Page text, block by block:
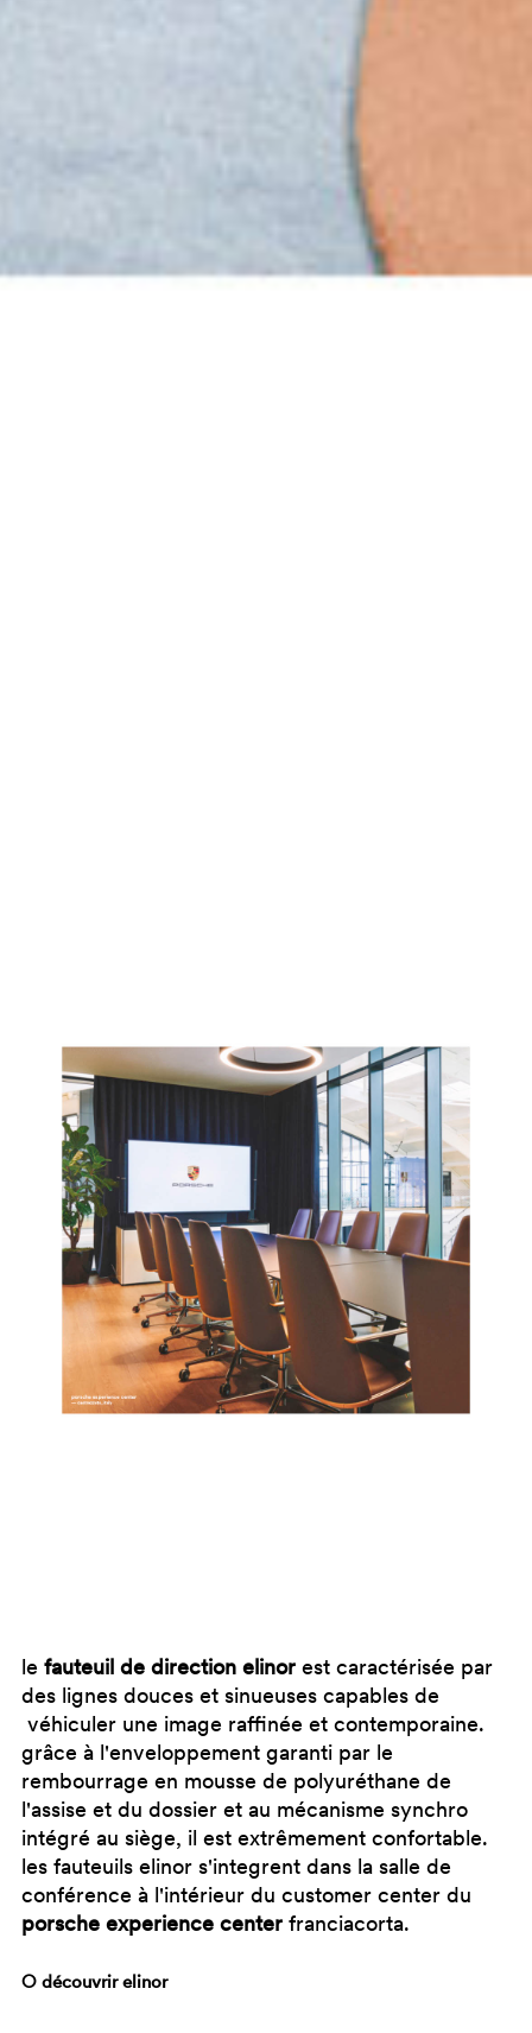
le fauteuil de direction elinor est caractérisée par
des lignes douces et sinueuses capables de
véhiculer une image raffinée et contemporaine.
grâce à l'enveloppement garanti par le
rembourrage en mousse de polyuréthane de
l'assise et du dossier et au mécanisme synchro
intégré au siège, il est extrêmement confortable.
les fauteuils elinor s'integrent dans la salle de
conférence à l'intérieur du customer center du
porsche experience center franciacorta.
○ découvrirelinor